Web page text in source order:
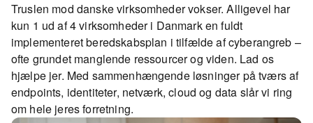
Truslen mod danske virksomheder vokser. Alligevel har
kun 1 ud af 4 virksomheder i Danmark en fuldt
implementeret beredskabsplan i tilfælde af cyberangreb –
ofte grundet manglende ressourcer og viden. Lad os
hjælpe jer. Med sammenhængende løsninger på tværs af
endpoints, identiteter, netværk, cloud og data slår vi ring
om hele jeres forretning.